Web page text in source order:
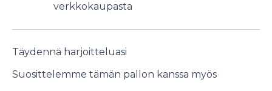
verkkokaupasta
Täydennä harjoitteluasi
Suosittelemme tämän pallon kanssa myös